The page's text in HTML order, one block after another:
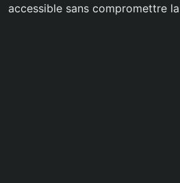
accessible sans compromettre